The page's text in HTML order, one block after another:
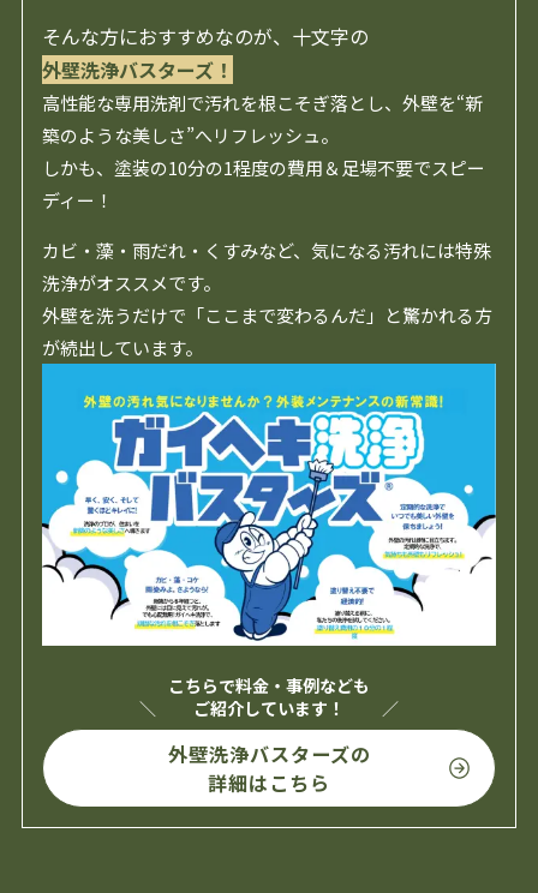
そんな方におすすめなのが、十文字の
外壁洗浄バスターズ！
高性能な専用洗剤で汚れを根こそぎ落とし、外壁を“新
築のような美しさ”へリフレッシュ。
しかも、塗装の10分の1程度の費用＆足場不要でスピー
ディー！
カビ・藻・雨だれ・くすみなど、気になる汚れには特殊
洗浄がオススメです。
外壁を洗うだけで「ここまで変わるんだ」と驚かれる方
が続出しています。
こちらで料金・事例なども
ご紹介しています！
外壁洗浄バスターズの
詳細はこちら